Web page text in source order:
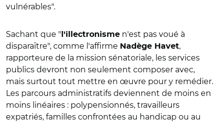
vulnérables".
Sachant que " l'illectronisme n'est pas voué à
disparaître", comme l'affirme Nadège Havet,
rapporteure de la mission sénatoriale, les services
publics devront non seulement composer avec,
mais surtout tout mettre en œuvre pour y remédier.
Les parcours administratifs deviennent de moins en
moins linéaires : polypensionnés, travailleurs
expatriés, familles confrontées au handicap ou au